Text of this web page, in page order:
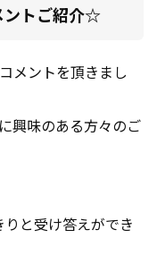
ントご紹介☆
メントを頂きまし
興味のある方々のご
と受け答えができ